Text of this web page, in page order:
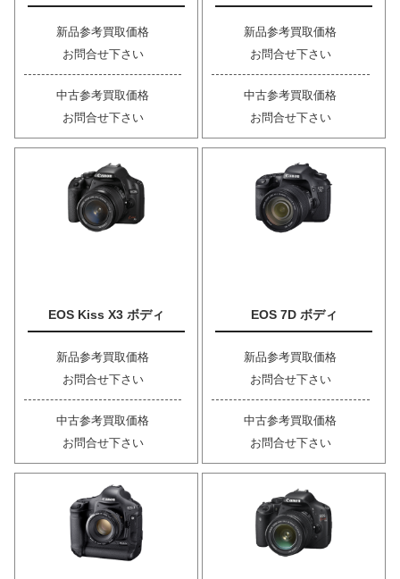
新品参考買取価格
お問合せ下さい
中古参考買取価格
お問合せ下さい
新品参考買取価格
お問合せ下さい
中古参考買取価格
お問合せ下さい
EOS Kiss X3 ボディ
新品参考買取価格
お問合せ下さい
中古参考買取価格
お問合せ下さい
EOS 7D ボディ
新品参考買取価格
お問合せ下さい
中古参考買取価格
お問合せ下さい